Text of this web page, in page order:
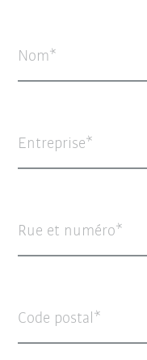
Nom
Entreprise
Rue et numéro
Code postal